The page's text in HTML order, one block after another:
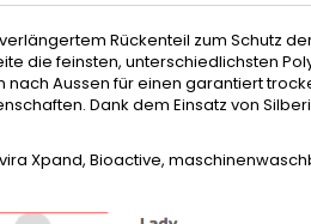
Rückenteil zum Schutz
die feinsten, unterschiedlichsten
nach Aussen für einen garantiert
Dank dem Einsatz von
Xpand, Bioactive,